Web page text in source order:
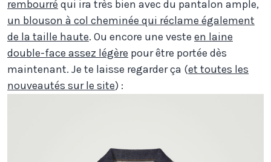
rembourré qui ira très bien avec du pantalon ample,
un blouson à col cheminée qui réclame également
de la taille haute. Ou encore une veste en laine
double-face assez légère pour être portée dès
maintenant. Je te laisse regarder ça (et toutes les
nouveautés sur le site) :